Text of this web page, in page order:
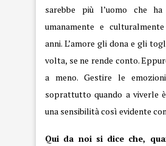
sarebbe più l’uomo che
umanamente e
anni. L’amore gli dona e gli
volta, se ne rende conto.
a meno. Gestire le
soprattutto quando a viverle
una sensibilità così evidente
Qui da noi si dice che,